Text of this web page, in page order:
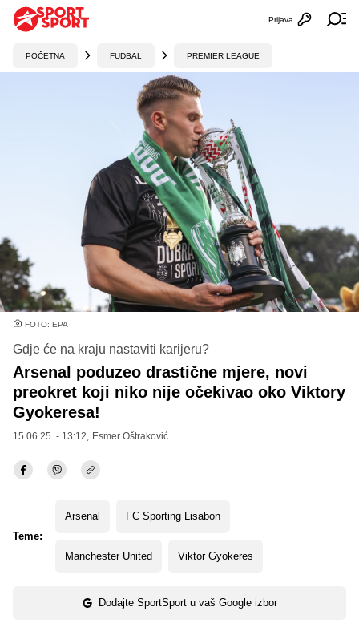
Otvori
Prijava
POČETNA FUDBAL PREMIER LEAGUE
FOTO: EPA
Gdje će na kraju nastaviti karijeru?
Arsenal poduzeo drastične mjere, novi
preokret koji niko nije očekivao oko Viktory
Gyokeresa!
15.06.25. - 13:12, Esmer Oštraković
Teme:
Arsenal FC Sporting Lisabon
Manchester United Viktor Gyokeres
Dodajte SportSport u vaš Google izbor